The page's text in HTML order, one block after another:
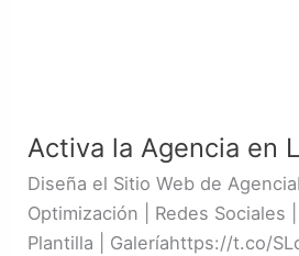
Activa la Agencia en
Diseña el Sitio Web de
Optimización | Redes Sociales |
Plantilla | Galeríahttps://t.co/
Agencia
en
Línea